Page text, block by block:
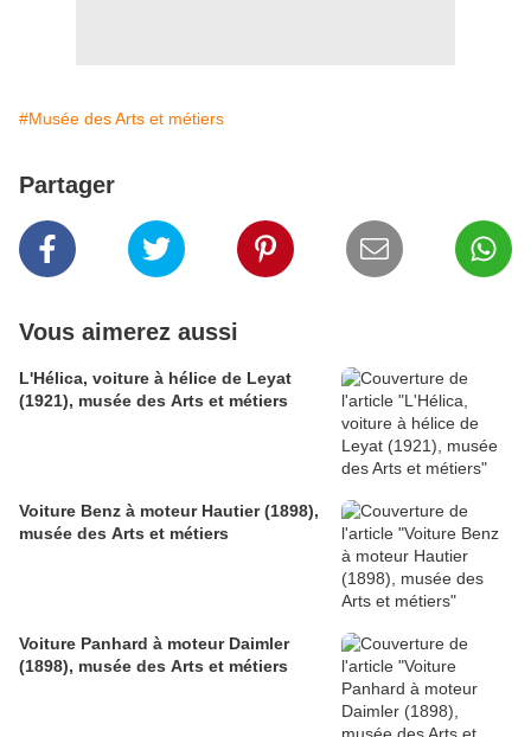
#Musée des Arts et métiers
Partager
Vous aimerez aussi
L'Hélica, voiture à hélice de Leyat
(1921), musée des Arts et métiers
Voiture Benz à moteur Hautier (1898),
musée des Arts et métiers
Voiture Panhard à moteur Daimler
(1898), musée des Arts et métiers